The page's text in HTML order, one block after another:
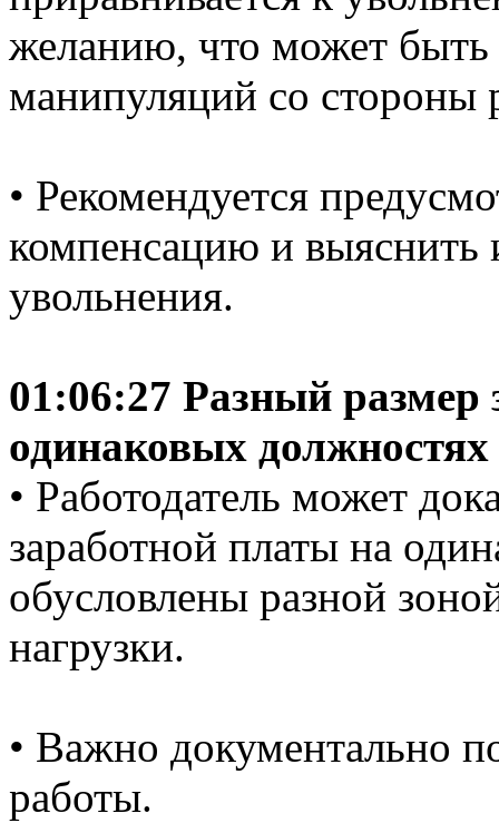
желанию, что может быть
манипуляций со стороны
• Рекомендуется
компенсацию и
увольнения.
01:06:27 Разный размер
одинаковых должностях
• Работодатель может
заработной платы на
обусловлены разной
нагрузки.
• Важно документально
работы.